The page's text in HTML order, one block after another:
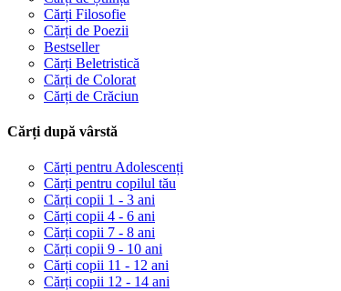
Cărți Filosofie
Cărți de Poezii
Bestseller
Cărți Beletristică
Cărți de Colorat
Cărți de Crăciun
Cărți după vârstă
Cărți pentru Adolescenți
Cărți pentru copilul tău
Cărți copii 1 - 3 ani
Cărți copii 4 - 6 ani
Cărți copii 7 - 8 ani
Cărți copii 9 - 10 ani
Cărți copii 11 - 12 ani
Cărți copii 12 - 14 ani